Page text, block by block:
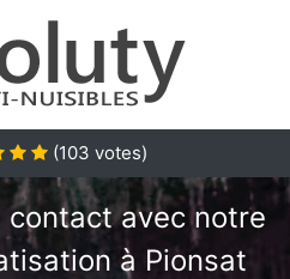
(103 votes)
contact avec notre
à Pionsat